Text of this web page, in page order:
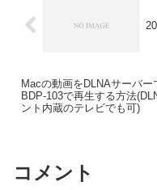
Macの動画をDLNAサーバー
BDP-103で再生する方法
ント内蔵のテレビでも可)
コメント